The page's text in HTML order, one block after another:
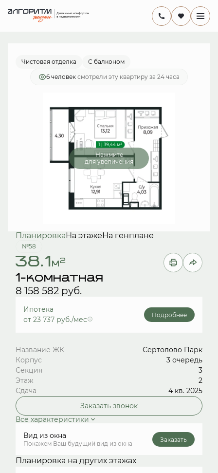
1-комнатная
8 158 582 руб.
от 23 737 руб./мес.
Чистовая отделка С балконом
6 человек смотрели эту квартиру за 24 часа
Нажмите
для увеличения
ПланировкаНа этажеНа генплане
№58
38.1 м2
1-комнатная
8 158 582 руб.
Ипотека
от 23 737 руб./мес
Подробнее
Название ЖК
Сертолово Парк
Корпус
3 очередь
Секция
3
Этаж
2
Сдача
4 кв. 2025
Заказать звонок
Все характеристики
Вид из окна
Покажем Ваш будущий вид из окна
Заказать
Планировка на других этажах